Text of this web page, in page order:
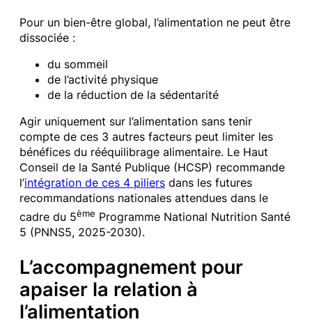
Pour un bien-être global, l’alimentation ne peut être
dissociée :
du sommeil
de l’activité physique
de la réduction de la sédentarité
Agir uniquement sur l’alimentation sans tenir
compte de ces 3 autres facteurs peut limiter les
bénéfices du rééquilibrage alimentaire. Le Haut
Conseil de la Santé Publique (HCSP) recommande
l’intégration de ces 4 piliers dans les futures
recommandations nationales attendues dans le
cadre du 5ème Programme National Nutrition Santé
5 (PNNS5, 2025-2030).
L’accompagnement pour
apaiser la relation à
l’alimentation